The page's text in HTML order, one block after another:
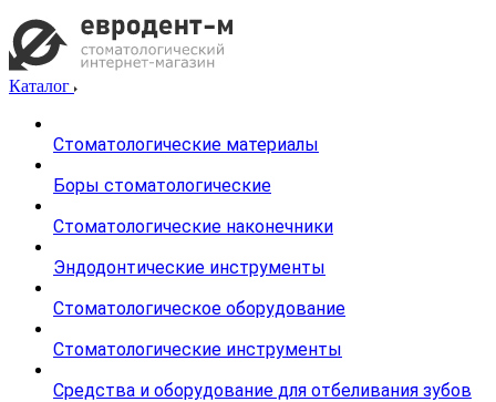
Каталог
Стоматологические материалы
Боры стоматологические
Стоматологические наконечники
Эндодонтические инструменты
Стоматологическое оборудование
Стоматологические инструменты
Средства и оборудование для отбеливания зубов